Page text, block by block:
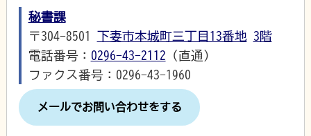
秘書課
〒304-8501 下妻市本城町三丁目13番地 3階
電話番号： 0296-43-2112 （直通）
ファクス番号：0296-43-1960
メールでお問い合わせをする